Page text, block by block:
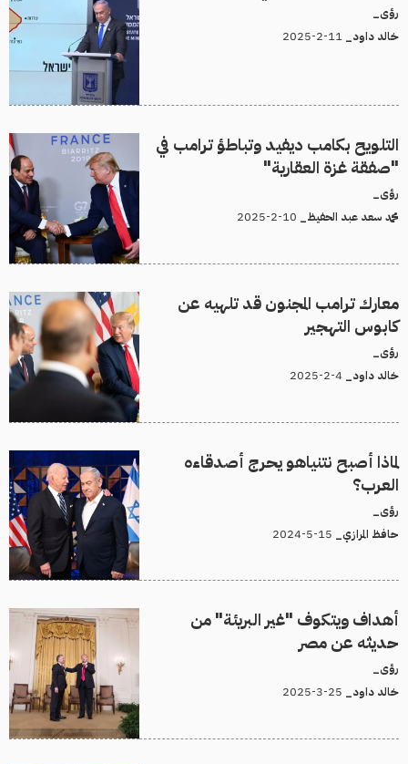
رؤى_
خالد داود_
التلويح بكامب ديفيد وتباطؤ ترامب في
"صفقة غزة العقارية"
رؤى_
محمد سعد عبد الحفيظ_
معارك ترامب المجنون قد تلهيه عن
كابوس التهجير
رؤى_
خالد داود_
لماذا أصبح نتنياهو يحرج أصدقاءه
العرب؟
رؤى_
حافظ المرازي_
أهداف ويتكوف "غير البريئة" من
حديثه عن مصر
رؤى_
خالد داود_